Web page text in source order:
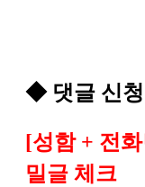
◆ 댓글 신
[성함 + 전
밀글 체크